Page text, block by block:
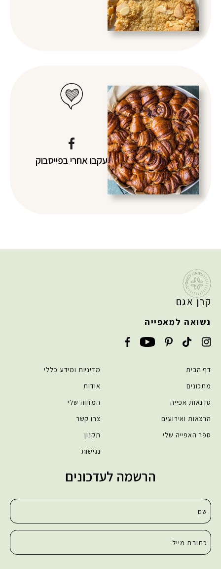
עקבו אחריבפייסבוק
קרן אגם
נשואה למאפייה
דף הבית
מתכונים
סדנאות אפייה
הרצאות ואירועים
ספר האפייה שלי
מדיניות ומידע כללי
אודות
המזווה שלי
צרו קשר
תקנון
נגישות
הרשמה לעדכונים